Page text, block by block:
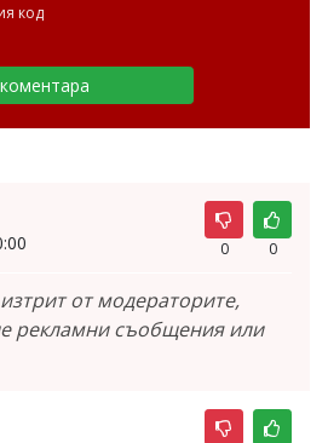
0 0
от модераторите,
рекламни съобщения или
код